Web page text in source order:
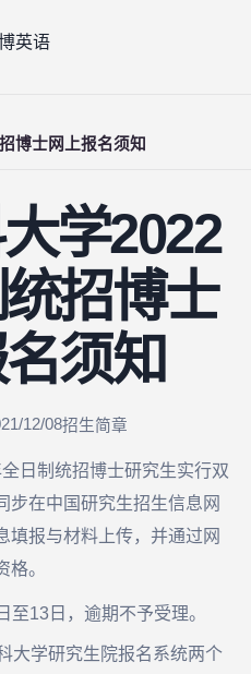
博士网上报名须知
学2022
招博士
须知
12/08招生简章
日制统招博士研究生实行双
步在中国研究生招生信息网
填报与材料上传，并通过网
格。
13日，逾期不予受理。
大学研究生院报名系统两个